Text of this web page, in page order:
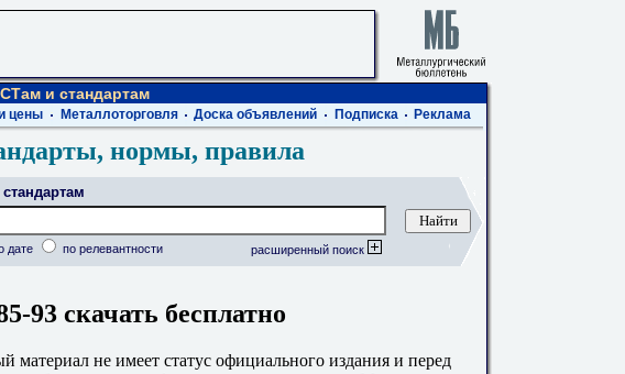
и стандартам
цены Металлоторговля Доска объявлений Подписка Реклама
нормы, правила
дате по релевантности расширенный поиск
93 скачать бесплатно
не имеет статус официального издания и перед